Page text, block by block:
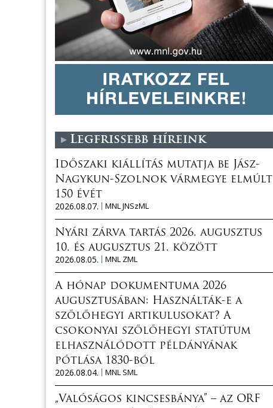
Legfrissebb híreink
Időszaki kiállítás mutatja be Jász-
Nagykun-Szolnok vármegye elmúlt
150 évét
2026.08.07.
MNL JNSzML
Nyári zárva tartás 2026. augusztus
10. és augusztus 21. között
2026.08.05.
MNL ZML
A hónap dokumentuma 2026
augusztusában: Használták-e a
szőlőhegyi artikulusokat? A
csokonyai szőlőhegyi statútum
elhasználódott példányának
pótlása 1830-ból
2026.08.04.
MNL SML
„Valóságos kincsesbánya” – az ORF